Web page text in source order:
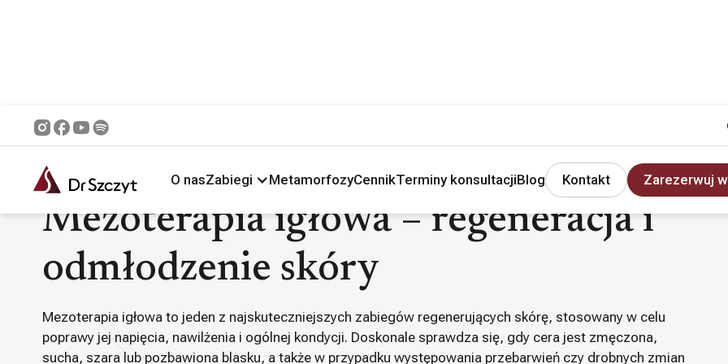
O nasZabiegi MetamorfozyCennikTerminy konsultacjiBlog Kontakt Zarezerwuj
Główna /Zabiegi /
Mezoterapia igłowa – regeneracja i
odmłodzenie skóry
Mezoterapia igłowa to jeden z najskuteczniejszych zabiegów regenerujących skórę, stosowany w celu
poprawy jej napięcia, nawilżenia i ogólnej kondycji. Doskonale sprawdza się, gdy cera jest zmęczona,
sucha, szara lub pozbawiona blasku, a także w przypadku występowania przebarwień czy drobnych zmian